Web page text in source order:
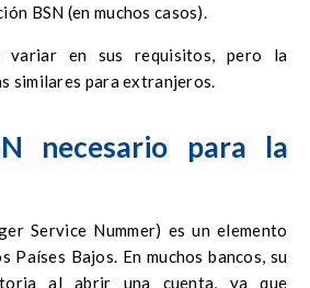
BSN (en muchos casos).
variar en sus requisitos, pero la
similares para extranjeros.
necesario para la
Service Nummer) es un elemento
Países Bajos. En muchos bancos, su
al abrir una cuenta, ya que